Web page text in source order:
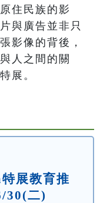
住民族的影
與廣告並非只
影像的背後，
人之間的關
展。
展教育推
30(二)